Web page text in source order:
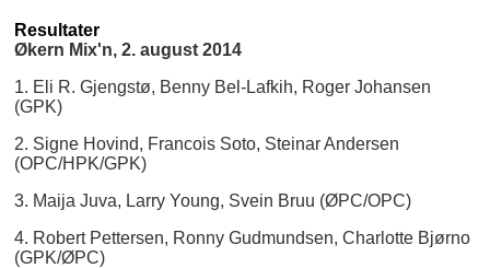
Resultater
Økern Mix'n, 2. august 2014
1. Eli R. Gjengstø, Benny Bel-Lafkih, Roger Johansen
(GPK)
2. Signe Hovind, Francois Soto, Steinar Andersen
(OPC/HPK/GPK)
3. Maija Juva, Larry Young, Svein Bruu (ØPC/OPC)
4. Robert Pettersen, Ronny Gudmundsen, Charlotte Bjørno
(GPK/ØPC)